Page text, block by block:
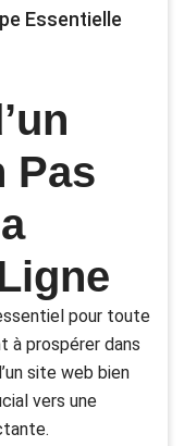
Essentielle
Pas
pour toute
à prospérer dans
site web bien
vers une